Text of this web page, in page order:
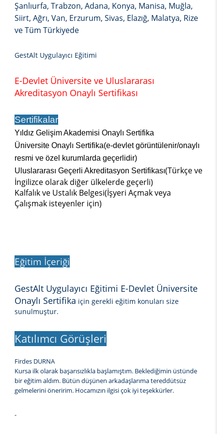
Şanlıurfa, Trabzon, Adana, Konya, Manisa, Muğla,
Siirt, Ağrı, Van, Erzurum, Sivas, Elazığ, Malatya, Rize
ve Tüm Türkiyede
GestAlt Uygulayıcı Eğitimi
E-Devlet Üniversite ve Uluslararası
Akreditasyon Onaylı Sertifikası
Sertifikalar
Yıldız Gelişim Akademisi Onaylı Sertifika
Üniversite Onaylı Sertifika(e-devlet görüntülenir/onaylı
resmi ve özel kurumlarda geçerlidir)
Uluslararası Geçerli Akreditasyon Sertifikası(Türkçe ve
İngilizce olarak diğer ülkelerde geçerli)
Kalfalık ve Ustalık Belgesi(İşyeri Açmak veya
Çalışmak isteyenler için)
Eğitim İçeriği
GestAlt Uygulayıcı Eğitimi E-Devlet Üniversite
Onaylı Sertifika için gerekli eğitim konuları size
sunulmuştur.
Katılımcı Görüşleri
Firdes DURNA
Kursa ilk olarak başarısızlıkla başlamıştım. Beklediğimin üstünde
bir eğitim aldım. Bütün düşünen arkadaşlarıma tereddütsüz
gelmelerini öneririm. Hocamızın ilgisi çok iyi teşekkürler.
-